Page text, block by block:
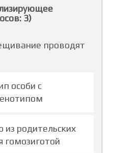
3)
проводят
особи с
из родительских
гомозиготой